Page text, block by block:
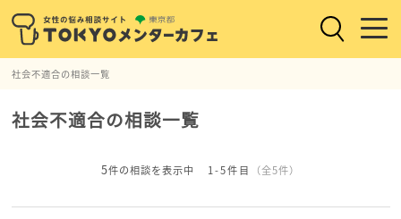
社会不適合の相談一覧
社会不適合の相談一覧
5件の相談を表示中 1-5件目 （全5件）